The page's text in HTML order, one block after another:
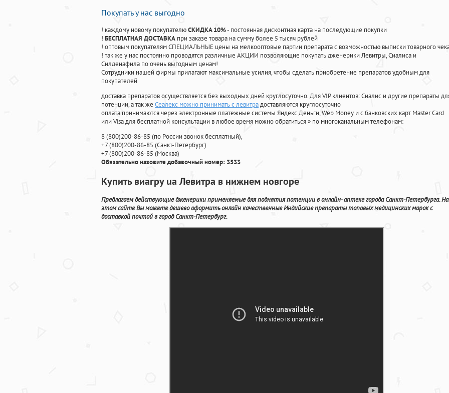
Покупать у нас выгодно
! каждому новому покупателюСКИДКА 10%- постоянная дисконтная карта на последующие покупки
! БЕСПЛАТНАЯ ДОСТАВКА при заказе товара на сумму более 5 тысяч рублей
! оптовым покупателям СПЕЦИАЛЬНЫЕ цены на мелкооптовые партии препарата с возможностью выписки товарного
! так же у нас постоянно проводятся различные АКЦИИ позволяющие покупать дженерики Левитры, Сиалиса и
Силденафила по очень выгодным ценам!
Cотрудники нашей фирмы прилагают максимальные усилия, чтобы сделать приобретение препаратов удобным для
покупателей
доставка препаратов осуществляется без выходных дней круглосуточно. Для VIP клиентов: Сиалис и другие препараты
потенции, а так же Сеалекс можно принимать с левитрадоставляются круглосуточно
оплата принимаются через электронные платежные системы Яндекс Деньги, Web Money и с банковских карт Master Card
или Visa для бесплатной консультации в любое время можно обратиться» по многоканальным телефонам:
8(800)200-86-85 (по России звонок бесплатный),
+7(800)200-86-85 (Санкт-Петербург)
+7(800)200-86-85 (Москва)
Обязательно назовите добавочный номер: 3533
Купить виагру ua Левитра в нижнем новгоре
Предлагаем действующие дженерики применяемые для поднятия потенции в онлайн- аптеке города Санкт-Петербурга. На
этом сайте Вы можете дешево оформить онлайн качественные Индийские препараты топовых медицинских марок с
доставкой почтой в город Санкт-Петербург.